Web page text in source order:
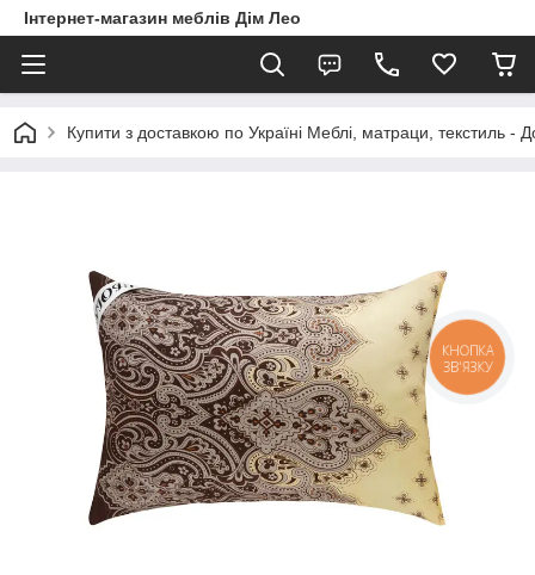
Інтернет-магазин меблів Дім Лео
Купити з доставкою по Україні Меблі, матраци, текстиль -
КНОПКА
ЗВ'ЯЗКУ